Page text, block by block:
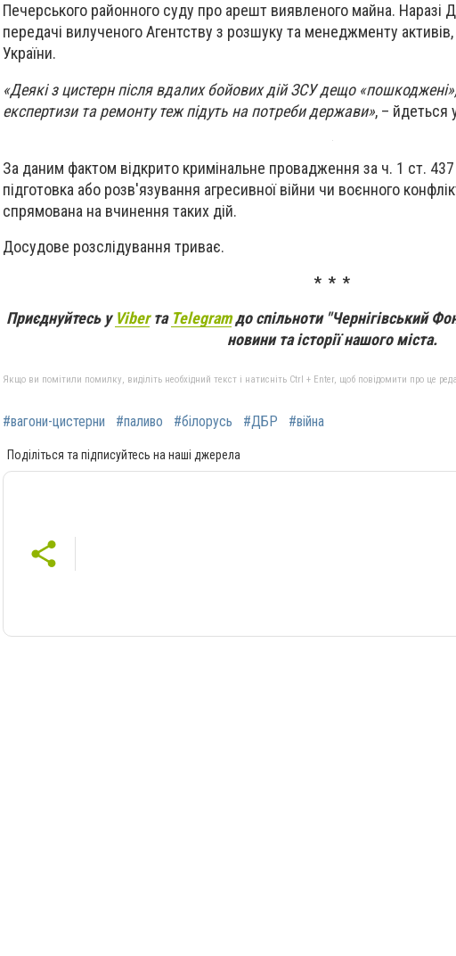
Печерського районного суду про арешт виявленого майна. Наразі
передачі вилученого Агентству з розшуку та менеджменту
України.
«Деякі з цистерн після вдалих бойових дій ЗСУ дещо
експертизи та ремонту теж підуть на потреби держави», – йдеться
За даним фактом відкрито кримінальне провадження за ч. 1 ст.
підготовка або розв'язування агресивної війни чи воєнного
спрямована на вчинення таких дій.
Досудове розслідування триває.
* * *
Приєднуйтесь у Viberта Telegramдо спільноти "Чернігівський
новини та історії нашого міста.
Якщо ви помітили помилку, виділіть необхідний текст і натисніть Ctrl + Enter, щоб повідомити про це
#вагони-цистерни #паливо #білорусь #ДБР #війна
Поділіться та підписуйтесь на наші джерела